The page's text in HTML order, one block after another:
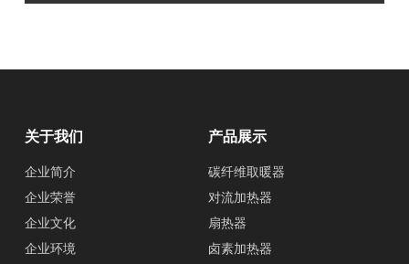
关于我们
企业简介
企业荣誉
企业文化
企业环境
产品展示
碳纤维取暖器
对流加热器
扇热器
卤素加热器